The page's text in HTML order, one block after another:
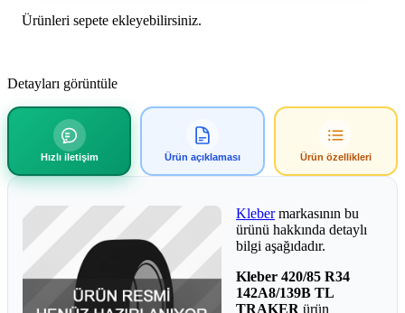
Ürünleri sepete ekleyebilirsiniz.
Detayları görüntüle
Hızlı iletişim Ürün açıklaması Ürün özellikleri
Klebermarkasının bu
ürünü hakkında detaylı
bilgi aşağıdadır.
Kleber 420/85 R34
142A8/139B TL
TRAKER ürün